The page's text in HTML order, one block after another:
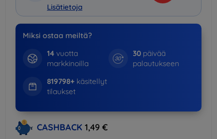
Lisätietoja
Miksi ostaa meiltä?
14vuotta
markkinoilla
30 päivää
palautukseen
819798+käsitellyt
tilaukset
CASHBACK 1,49 €